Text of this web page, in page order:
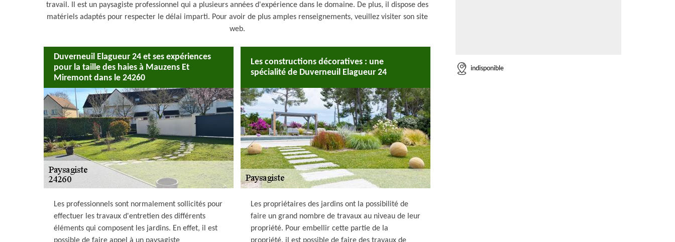
travail. Il est un paysagiste professionnel qui a plusieurs années d'expérience dans le domaine. De plus, il dispose des
matériels adaptés pour respecter le délai imparti. Pour avoir de plus amples renseignements, veuillez visiter son site
web.
Duverneuil Elagueur 24 et ses expériences
pour la taille des haies à Mauzens Et
Miremont dans le 24260
Les professionnels sont normalement sollicités pour
effectuer les travaux d'entretien des différents
éléments qui composent les jardins. En effet, il est
Les constructions décoratives : une
spécialité de Duverneuil Elagueur 24
Les propriétaires des jardins ont la possibilité de
faire un grand nombre de travaux au niveau de leur
propriété. Pour embellir cette partie de la
indisponible